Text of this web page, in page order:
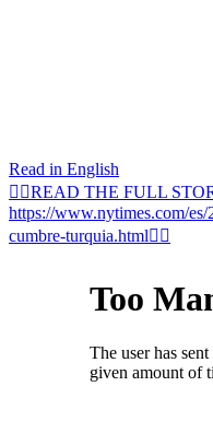
Read in English
👉🏽READ THE FULL
https://www.nytimes.com/
cumbre-turquia.html👈🏽